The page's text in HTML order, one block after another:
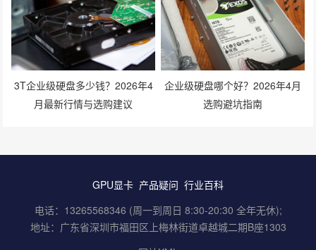
3T企业级硬盘多少钱？2026年4
月最新行情与选购建议
企业级硬盘哪个好？2026年4月
选购避坑指南
GPU显卡 产品疑问 行业百科
电话：13265568346 (周一到周日 8:30-20:30 全年无休);
地址：广东省深圳市福田区上梅林街道卓越城二期B座1303